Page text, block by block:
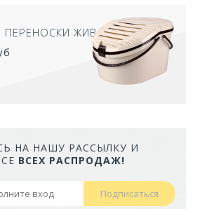
ДЛЯ КОШЕК ЗАКРЫТЫЙ СЕРЫЙ
СМ
руб
НА НАШУ РАССЫЛКУ И
ВСЕХ РАСПРОДАЖ!
Подписаться